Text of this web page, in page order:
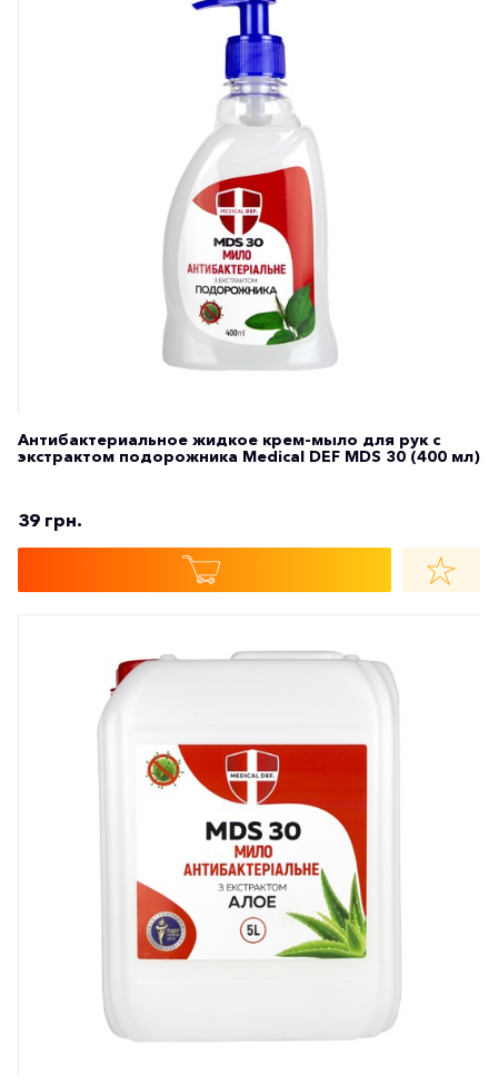
Антибактериальное жидкое крем-мыло для рук с
экстрактом подорожника Medical DEF MDS 30 (400 мл)
39 грн.